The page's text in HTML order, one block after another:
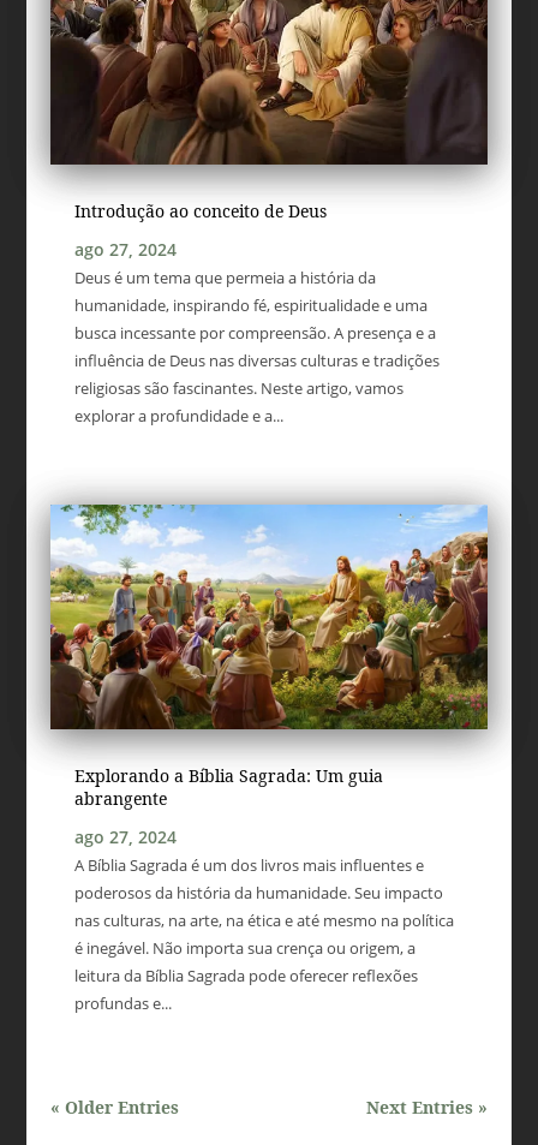
Introdução ao conceito de Deus
ago 27, 2024
Deus é um tema que permeia a história da
humanidade, inspirando fé, espiritualidade e uma
busca incessante por compreensão. A presença e a
influência de Deus nas diversas culturas e tradições
religiosas são fascinantes. Neste artigo, vamos
explorar a profundidade e a...
Explorando a Bíblia Sagrada: Um guia
abrangente
ago 27, 2024
A Bíblia Sagrada é um dos livros mais influentes e
poderosos da história da humanidade. Seu impacto
nas culturas, na arte, na ética e até mesmo na política
é inegável. Não importa sua crença ou origem, a
leitura da Bíblia Sagrada pode oferecer reflexões
profundas e...
« Older Entries Next Entries »